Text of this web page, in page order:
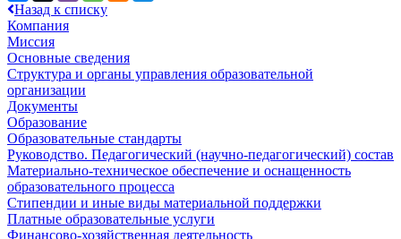
Назад к списку
Компания
Миссия
Основные сведения
Структура и органы управления образовательной
организации
Документы
Образование
Образовательные стандарты
Руководство. Педагогический (научно-педагогический) состав
Материально-техническое обеспечение и оснащенность
образовательного процесса
Стипендии и иные виды материальной поддержки
Платные образовательные услуги
Финансово-хозяйственная деятельность